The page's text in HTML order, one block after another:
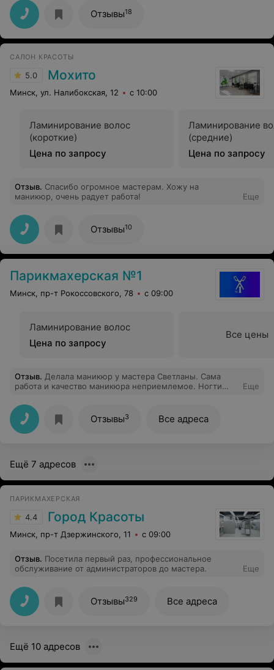
микроотдых и заряд хорошим настроением на весь
день, потому что она добрая, интересная и
общительная девушка!!
Отзывы18
САЛОН КРАСОТЫ
5.0 Мохито
Минск, ул. Налибокская, 12 с 10:00
Ламинирование волос
(короткие)
Цена по запросу
Ламинирование
(средние)
Цена по запросу
Отзыв. Спасибо огромное мастерам. Хожу на
маникюр, очень радует работа!
Еще
Отзывы10
Парикмахерская №1
Минск, пр-т Рокоссовского, 78 с 09:00
Ламинирование волос
Цена по запросу
Все цены
Отзыв. Делала маникюр у мастера Светланы. Сама
работа и качество маникюра неприемлемое. Ногти
кутикула бахромой, гель лак нанесен буграми с
просветами, вдобавок еще и отслоился весь. Потеряла
время и деньги.
Еще
Отзывы3 Все адреса
Ещё 7 адресов
ПАРИКМАХЕРСКАЯ
4.4 Город Красоты
Минск, пр-т Дзержинского, 11 с 09:00
Отзыв. Посетила первый раз, профессиональное
обслуживание от администраторов до мастера.
Еще
Отзывы329 Все адреса
Ещё 10 адресов